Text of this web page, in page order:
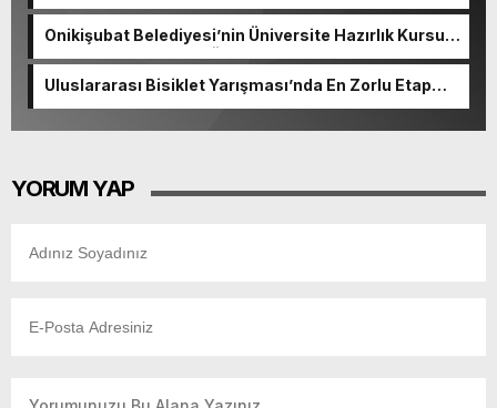
Onikişubat Belediyesi’nin Üniversite Hazırlık Kursu
başvurularında son gün 7 Ağustos.
Uluslararası Bisiklet Yarışması’nda En Zorlu Etap
YORUM YAP